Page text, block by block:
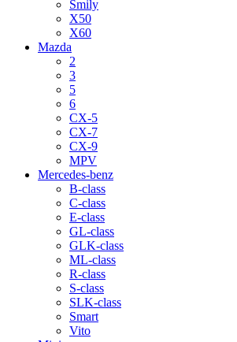
Smily
X50
X60
Mazda
2
3
5
6
CX-5
CX-7
CX-9
MPV
Mercedes-benz
B-class
C-class
E-class
GL-class
GLK-class
ML-class
R-class
S-class
SLK-class
Smart
Vito